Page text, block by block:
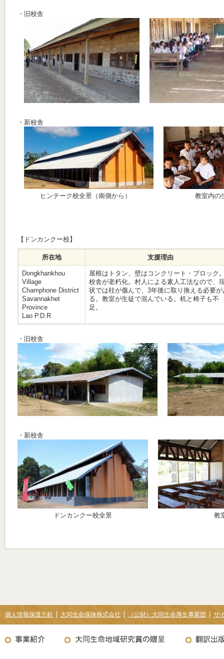
・旧校舎
・新校舎
ヒンテーク校全景（南側から） 教室内の
【ドンカンクー校】
所在地 支援理由
Dongkhankhou
Village
Champhone District
Savannakhet
Province
Lao P.D.R
屋根はトタン、壁はコンクリート・ブロック
校舎が老朽化。村人による素人工法なので、
状では柱が傷んで、3年後に取り換える必要が
る。教室が生徒で混んでいる。机と椅子も不
足。
・旧校舎
・新校舎
ドンカンクー校全景 教
個人情報保護方針 大同生命保険株式会社 （公財）大同生命厚生事業団 サ